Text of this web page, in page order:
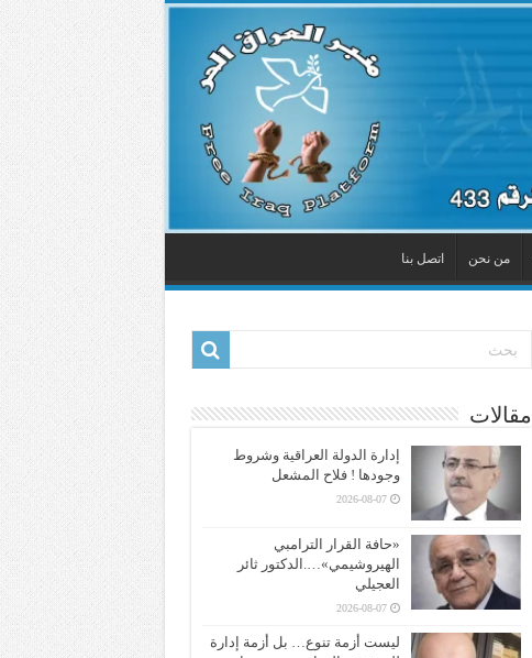
من نحن اتصل بنا
مقالات
إدارة الدولة العراقية وشروط
وجودها ! فلاح المشعل
2026-08-07
«حافة القرار الترامبي
الهيروشيمي»….الدكتور ثائر
العجيلي
2026-08-07
ليست أزمة تنوع… بل أزمة إدارة